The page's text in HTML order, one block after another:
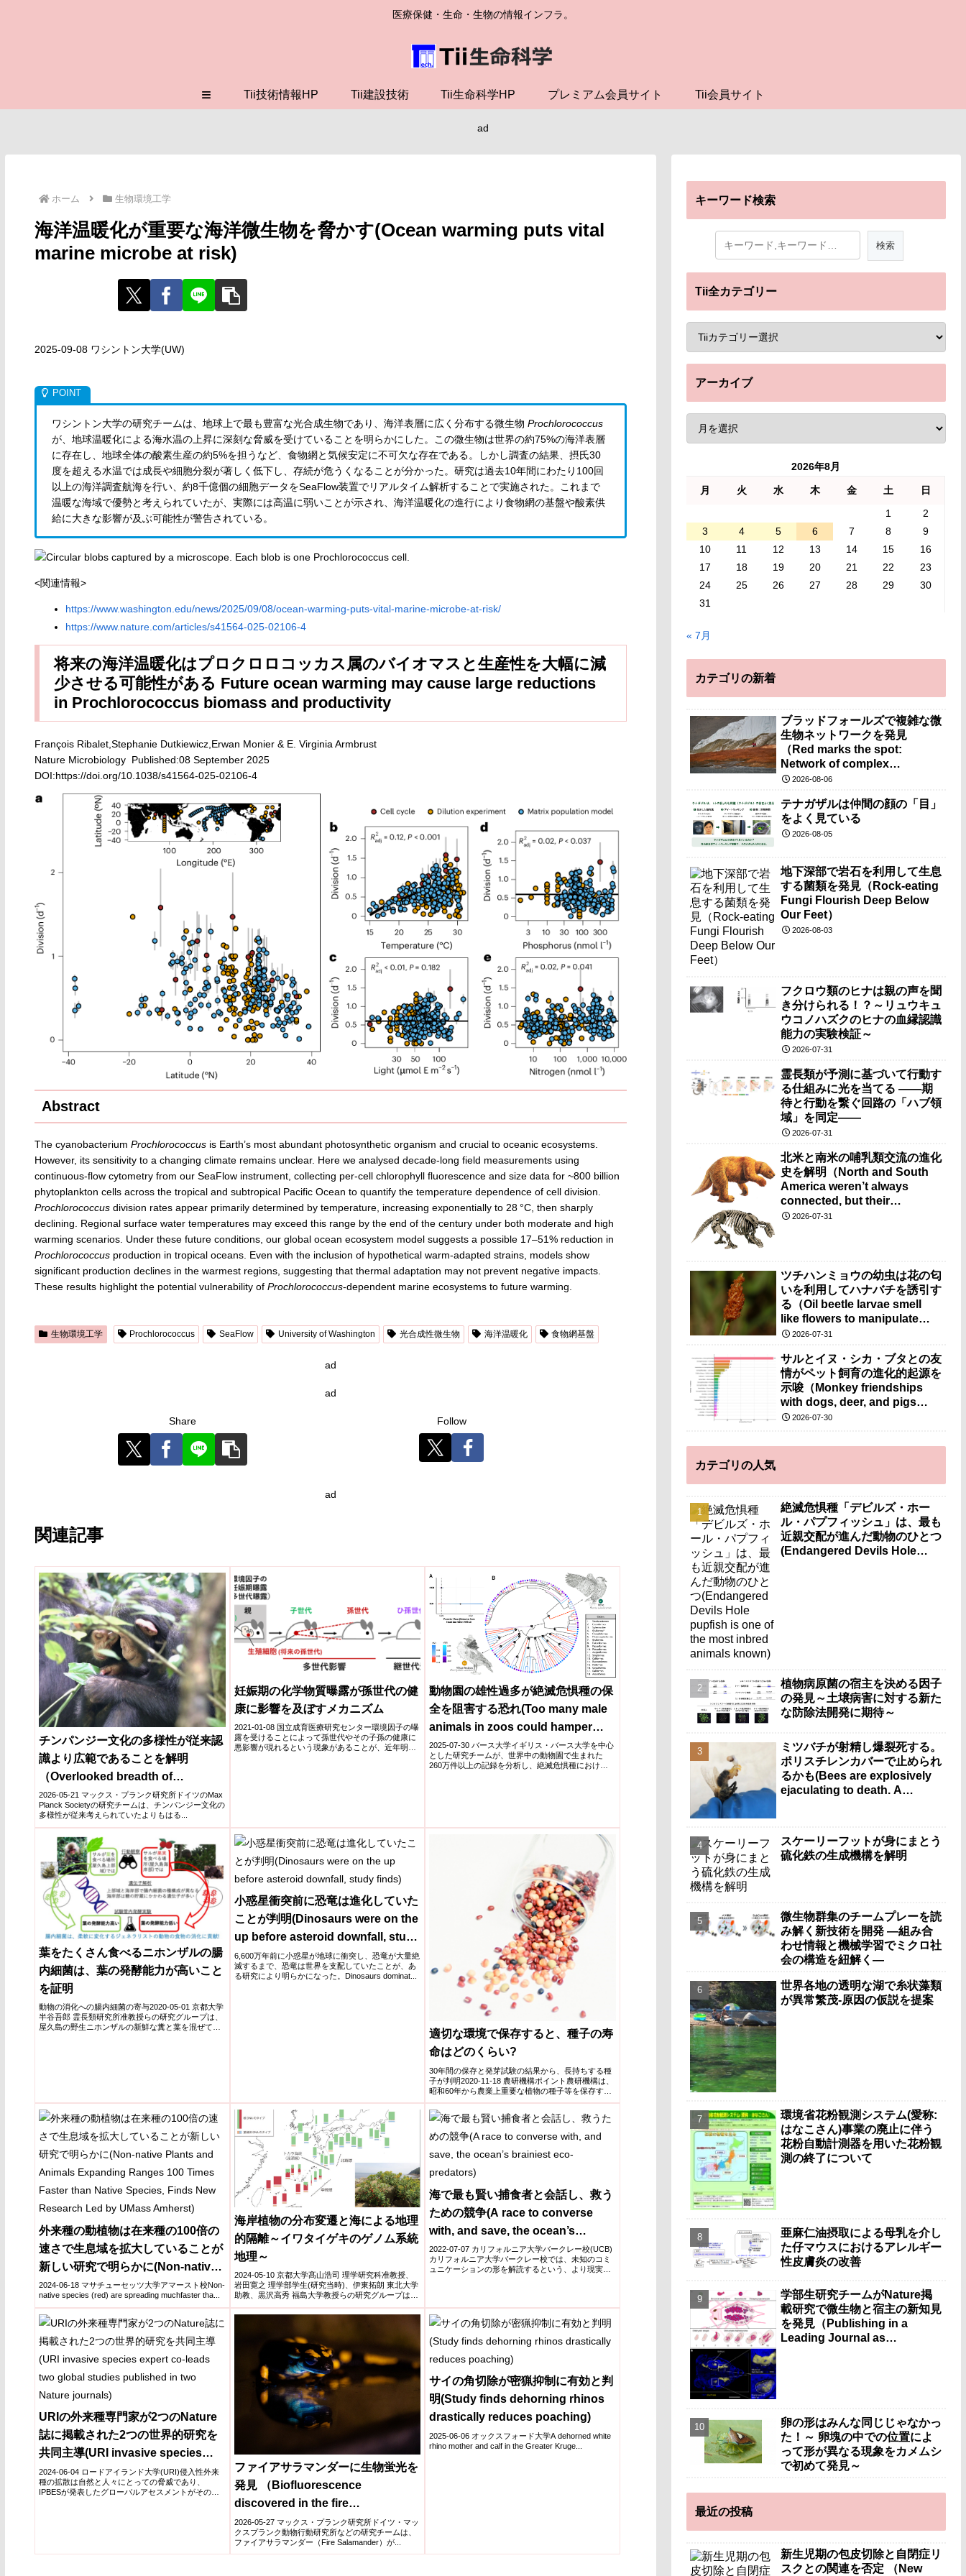
医療保健・生命・生物の情報インフラ。
≡ Tii技術情報HP Tii建設技術 Tii生命科学HP プレミアム会員サイト Tii会員サイト
ad
ホーム 生物環境工学
海洋温暖化が重要な海洋微生物を脅かす(Ocean warming puts vital
marine microbe at risk)
2025-09-08 ワシントン大学(UW)
ワシントン大学の研究チームは、地球上で最も豊富な光合成生物であり、海洋表層に広く分布する微生物 Prochlorococcus
が、地球温暖化による海水温の上昇に深刻な脅威を受けていることを明らかにした。この微生物は世界の約75%の海洋表層
に存在し、地球全体の酸素生産の約5%を担うなど、食物網と気候安定に不可欠な存在である。しかし調査の結果、摂氏30
度を超える水温では成長や細胞分裂が著しく低下し、存続が危うくなることが分かった。研究は過去10年間にわたり100回
以上の海洋調査航海を行い、約8千億個の細胞データをSeaFlow装置でリアルタイム解析することで実施された。これまで
温暖な海域で優勢と考えられていたが、実際には高温に弱いことが示され、海洋温暖化の進行により食物網の基盤や酸素供
給に大きな影響が及ぶ可能性が警告されている。
<関連情報>
https://www.washington.edu/news/2025/09/08/ocean-warming-puts-vital-marine-microbe-at-risk/
https://www.nature.com/articles/s41564-025-02106-4
将来の海洋温暖化はプロクロロコッカス属のバイオマスと生産性を大幅に減
少させる可能性がある Future ocean warming may cause large reductions
in Prochlorococcus biomass and productivity
François Ribalet,Stephanie Dutkiewicz,Erwan Monier & E. Virginia Armbrust
Nature Microbiology Published:08 September 2025
DOI:https://doi.org/10.1038/s41564-025-02106-4
Abstract
The cyanobacterium Prochlorococcusis Earth’s most abundant photosynthetic organism and crucial to oceanic ecosystems.
However, its sensitivity to a changing climate remains unclear. Here we analysed decade-long field measurements using
continuous-flow cytometry from our SeaFlow instrument, collecting per-cell chlorophyll fluorescence and size data for ~800 billion
phytoplankton cells across the tropical and subtropical Pacific Ocean to quantify the temperature dependence of cell division.
Prochlorococcusdivision rates appear primarily determined by temperature, increasing exponentially to 28 °C, then sharply
declining. Regional surface water temperatures may exceed this range by the end of the century under both moderate and high
warming scenarios. Under these future conditions, our global ocean ecosystem model suggests a possible 17–51% reduction in
Prochlorococcusproduction in tropical oceans. Even with the inclusion of hypothetical warm-adapted strains, models show
significant production declines in the warmest regions, suggesting that thermal adaptation may not prevent negative impacts.
These results highlight the potential vulnerability of Prochlorococcus-dependent marine ecosystems to future warming.
生物環境工学 Prochlorococcus SeaFlow University of Washington 光合成性微生物 海洋温暖化 食物網基盤
ad
ad
Share Follow
ad
関連記事
チンパンジー文化の多様性が従来認
識より広範であることを解明
（Overlooked breadth of
chimpanzee culture）
2026-05-21 マックス・プランク研究所ドイツのMax
Planck Societyの研究チームは、チンパンジー文化の
多様性が従来考えられていたよりもはる...
妊娠期の化学物質曝露が孫世代の健
康に影響を及ぼすメカニズム
2021-01-08 国立成育医療研究センター環境因子の曝
露を受けることによって孫世代やその子孫の健康に
悪影響が現れるという現象があることが、近年明ら
動物園の雄性過多が絶滅危惧種の保
全を阻害する恐れ(Too many male
animals in zoos could hamper
conservation of endangered
species, warn scientists)
2025-07-30 バース大学イギリス・バース大学を中心
とした研究チームが、世界中の動物園で生まれた
260万件以上の記録を分析し、絶滅危惧種における
葉をたくさん食べるニホンザルの腸
内細菌は、葉の発酵能力が高いこと
を証明
動物の消化への腸内細菌の寄与2020-05-01 京都大学
半谷吾郎 霊長類研究所准教授らの研究グループは、
屋久島の野生ニホンザルの新鮮な糞と葉を混ぜて試
小惑星衝突前に恐竜は進化していた
ことが判明(Dinosaurs were on the
up before asteroid downfall, study
finds)
6,600万年前に小惑星が地球に衝突し、恐竜が大量絶
滅するまで、恐竜は世界を支配していたことが、あ
る研究により明らかになった。Dinosaurs dominat...
適切な環境で保存すると、種子の寿
命はどのくらい?
30年間の保存と発芽試験の結果から、長持ちする種
子が判明2020-11-18 農研機構ポイント農研機構は、
昭和60年から農業上重要な植物の種子等を保存する
ジーン...
外来種の動植物は在来種の100倍の
速さで生息域を拡大していることが
新しい研究で明らかに(Non-native
Plants and Animals Expanding
Ranges 100 Times Faster than
Native Species, Finds New
Research Led by UMass Amherst)
2024-06-18 マサチューセッツ大学アマースト校Non-
native species (red) are spreading muchfaster tha...
海岸植物の分布変遷と海による地理
的隔離～イワタイゲキのゲノム系統
地理～
2024-05-10 京都大学髙山浩司 理学研究科准教授、
岩田寛之 理学部学生(研究当時)、伊東拓朗 東北大学
助教、黒沢高秀 福島大学教授らの研究グループは、
海で最も賢い捕食者と会話し、救う
ための競争(A race to converse
with, and save, the ocean’s
brainiest eco-predators)
2022-07-07 カリフォルニア大学バークレー校(UCB)
カリフォルニア大学バークレー校では、未知のコミ
ュニケーションの形を解読するという、より現実的
URIの外来種専門家が2つのNature
誌に掲載された2つの世界的研究を
共同主導(URI invasive species
expert co-leads two global studies
published in two Nature journals)
2024-06-04 ロードアイランド大学(URI)侵入性外来
種の拡散は自然と人々にとっての脅威であり、
IPBESが発表したグローバルアセスメントがその証
ファイアサラマンダーに生物蛍光を
発見 （Biofluorescence
discovered in the fire
salamander）
2026-05-27 マックス・プランク研究所ドイツ・マッ
クスプランク動物行動研究所などの研究チームは、
ファイアサラマンダー（Fire Salamander）が...
サイの角切除が密猟抑制に有効と判
明(Study finds dehorning rhinos
drastically reduces poaching)
2025-06-06 オックスフォード大学A dehorned white
rhino mother and calf in the Greater Kruge...
キーワード検索
Tii全カテゴリー
アーカイブ
2026年8月
月 火 水 木 金 土
日
1
2
3
4 5 6 7 8
9
10
11 12 13 14 15
16
17
18 19 20 21 22
23
24
25 26 27 28 29
30
31
« 7月
カテゴリの新着
ブラッドフォールズで複雑な微
生物ネットワークを発見
（Red marks the spot:
Network of complex
microbes discovered at
2026-08-06
テナガザルは仲間の顔の「目」
をよく見ている
2026-08-05
地下深部で岩石を利用して生息
する菌類を発見（Rock-eating
Fungi Flourish Deep Below
Our Feet）
2026-08-03
フクロウ類のヒナは親の声を聞
き分けられる！？～リュウキュ
ウコノハズクのヒナの血縁認識
能力の実験検証～
2026-07-31
霊長類が予測に基づいて行動す
る仕組みに光を当てる ――期
待と行動を繋ぐ回路の「ハブ領
域」を同定――
2026-07-31
北米と南米の哺乳類交流の進化
史を解明（North and South
America weren’t always
connected, but their
mammals still found a way to
2026-07-31
ツチハンミョウの幼虫は花の匂
いを利用してハナバチを誘引す
る（Oil beetle larvae smell
like flowers to manipulate
bees）
2026-07-31
サルとイヌ・シカ・ブタとの友
情がペット飼育の進化的起源を
示唆（Monkey friendships
with dogs, deer, and pigs
offer clues to the
keeping）
2026-07-30
カテゴリの人気
絶滅危惧種「デビルズ・ホー
ル・パプフィッシュ」は、最も
近親交配が進んだ動物のひとつ
(Endangered Devils Hole
植物病原菌の宿主を決める因子
の発見～土壌病害に対する新た
な防除法開発に期待～
ミツバチが射精し爆裂死する。
ポリスチレンカバーで止められ
るかも(Bees are explosively
ejaculating to death. A
スケーリーフットが身にまとう
硫化鉄の生成機構を解明
微生物群集のチームプレーを読
み解く新技術を開発 ―組み合
わせ情報と機械学習でミクロ社
会の構造を紐解く―
世界各地の透明な湖で糸状藻類
が異常繁茂-原因の仮説を提案
環境省花粉観測システム(愛称:
はなこさん)事業の廃止に伴う
花粉自動計測器を用いた花粉観
測の終了について
亜麻仁油摂取による母乳を介し
た仔マウスにおけるアレルギー
性皮膚炎の改善
学部生研究チームがNature掲
載研究で微生物と宿主の新知見
を発見（Publishing in a
Leading Journal as
卵の形はみんな同じじゃなかっ
た！～ 卵塊の中での位置によ
って形が異なる現象をカメムシ
で初めて発見～
最近の投稿
新生児期の包皮切除と自閉症リ
スクとの関連を否定 （New